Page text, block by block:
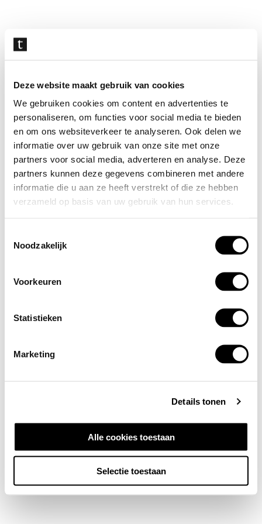
Deze website maakt gebruik van cookies
We gebruiken cookies om content en advertenties te
personaliseren, om functies voor social media te bieden
en om ons websiteverkeer te analyseren. Ook delen we
informatie over uw gebruik van onze site met onze
partners voor social media, adverteren en analyse. Deze
partners kunnen deze gegevens combineren met andere
informatie die u aan ze heeft verstrekt of die ze hebben
verzameld op basis van uw gebruik van hun services.
Noodzakelijk
Voorkeuren
Statistieken
Marketing
Details tonen
Alle cookies toestaan
Selectie toestaan
overslaan